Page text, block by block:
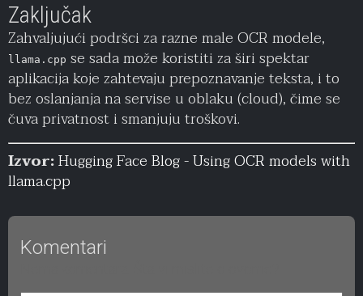
Zaključak
Zahvaljujući podršci za razne male OCR modele,
llama.cpp se sada može koristiti za širi spektar
aplikacija koje zahtevaju prepoznavanje teksta, i to
bez oslanjanja na servise u oblaku (cloud), čime se
čuva privatnost i smanjuju troškovi.
Izvor:Hugging Face Blog - Using OCR models with
llama.cpp
Komentari